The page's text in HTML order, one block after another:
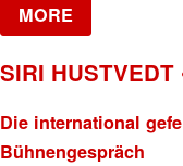
MORE
SIRI HUSTVEDT
Die international
Bühnengespräch